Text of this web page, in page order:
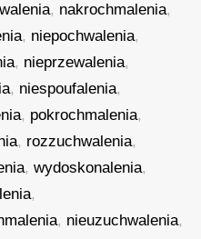
, nakrochmalenia,
, niepochwalenia,
, nieprzewalenia,
, niespoufalenia,
, pokrochmalenia,
, rozzuchwalenia,
,wydoskonalenia,
,
, nieuzuchwalenia,